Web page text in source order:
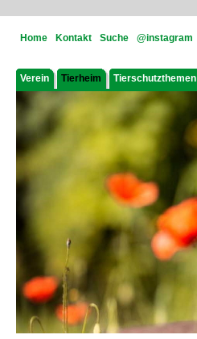
Home Kontakt Suche @instagram
Verein Tierheim Tierschutzthemen